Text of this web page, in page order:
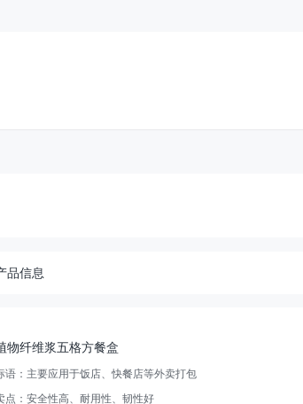
品信息
物纤维浆五格方餐盒
语： 主要应用于饭店、快餐店等外卖打包
点：安全性高、耐用性、韧性好